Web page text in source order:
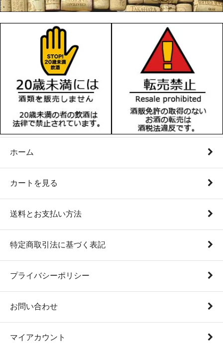
ホーム
カートを見る
送料とお支払い方法
特定商取引法に基づく表記
プライバシーポリシー
お問い合わせ
マイアカウント